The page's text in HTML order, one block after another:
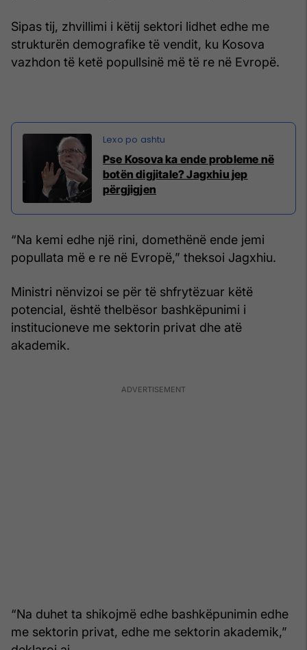
Sipas tij, zhvillimi i këtij sektori lidhet edhe me
strukturën demografike të vendit, ku Kosova
vazhdon të ketë popullsinë më të re në Evropë.
Pse Kosova ka ende probleme në
botën digjitale? Jagxhiu jep
përgjigjen
“Na kemi edhe një rini, domethënë ende jemi
popullata më e re në Evropë,” theksoi Jagxhiu.
Ministri nënvizoi se për të shfrytëzuar këtë
potencial, është thelbësor bashkëpunimi i
institucioneve me sektorin privat dhe atë
akademik.
“Na duhet ta shikojmë edhe bashkëpunimin edhe
me sektorin privat, edhe me sektorin akademik,”